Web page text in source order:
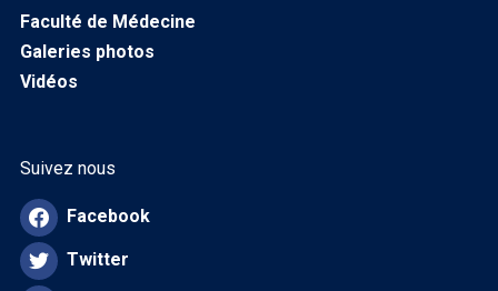
Faculté de Médecine
Galeries photos
Vidéos
Suivez nous
Facebook
Twitter